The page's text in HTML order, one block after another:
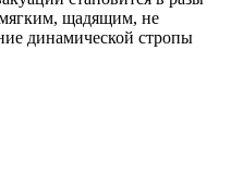
щадящим, не
динамической стропы